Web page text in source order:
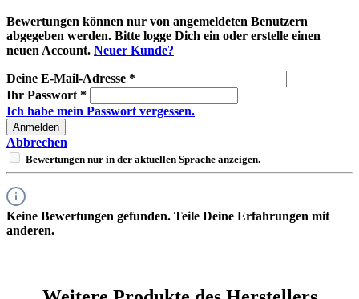
Bewertungen können nur von angemeldeten Benutzern
abgegeben werden. Bitte logge Dich ein oder erstelle einen
neuen Account. Neuer Kunde?
Deine E-Mail-Adresse *
Ihr Passwort*
Ich habe mein Passwort vergessen.
Anmelden
Abbrechen
Bewertungen nur in der aktuellen Sprache anzeigen.
Keine Bewertungen gefunden. Teile Deine Erfahrungen mit
anderen.